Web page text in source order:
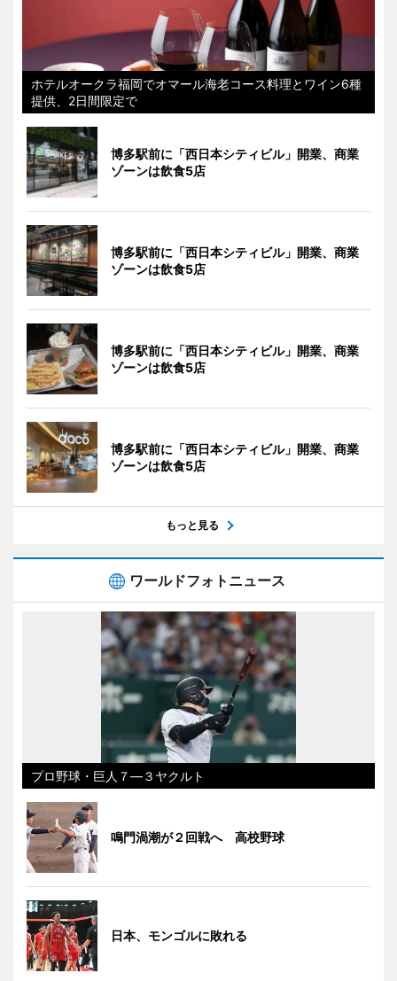
ホテルオークラ福岡でオマール海老コース料理とワイン6種
提供、2日間限定で
博多駅前に「西日本シティビル」開業、商業
ゾーンは飲食5店
博多駅前に「西日本シティビル」開業、商業
ゾーンは飲食5店
博多駅前に「西日本シティビル」開業、商業
ゾーンは飲食5店
博多駅前に「西日本シティビル」開業、商業
ゾーンは飲食5店
もっと見る
ワールドフォトニュース
プロ野球・巨人７―３ヤクルト
鳴門渦潮が２回戦へ 高校野球
日本、モンゴルに敗れる